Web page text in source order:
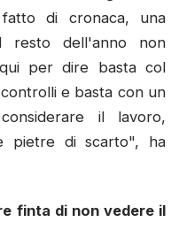
di cronaca, una
resto dell'anno non
per dire basta col
e basta con un
il lavoro,
pietre di scarto", ha
finta di non vedere il